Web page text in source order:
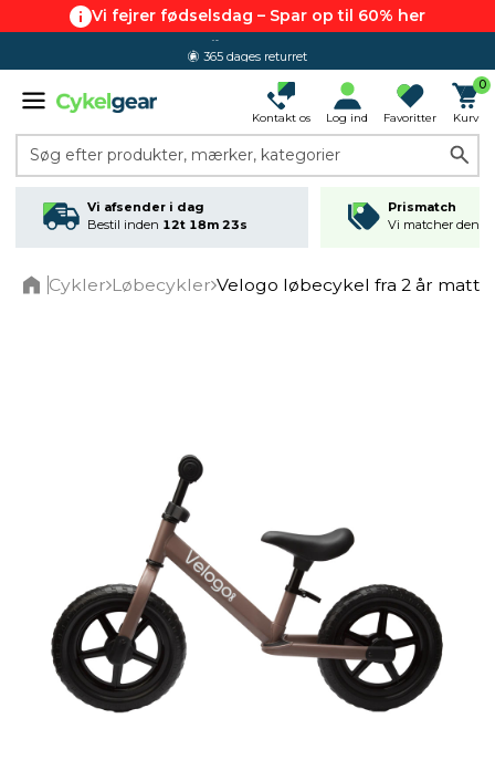
Vi fejrer fødselsdag – Spar op til 60% her
365 dages returret
Kontakt os Log ind Favoritter
0
Kurv
Søg efter produkter, mærker, kategorier
Vi afsender i dag
Bestil inden 12t 18m 23s
Prismatch
Vi matcher den
Cykler Løbecykler Velogo løbecykel fra 2 år matt